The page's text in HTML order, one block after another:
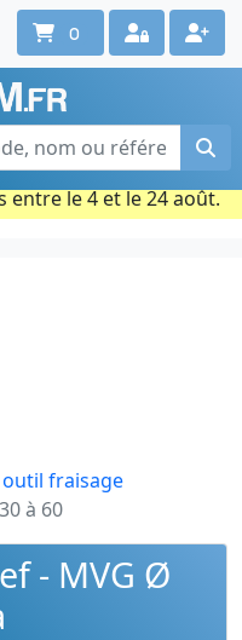
conseil ?
40 92 17 71
de 08h à 18h
prises par carte
entre le 4 et le 24 août.
0
fraisage
à 60
- MVG Ø